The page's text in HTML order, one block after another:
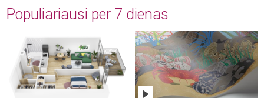
Populiariausi per 7 dienas